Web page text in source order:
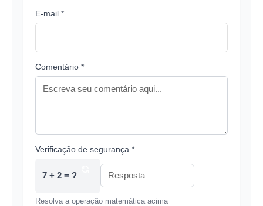
E-mail *
Comentário *
Verificação de segurança *
7 + 2 = ?
Resolva a operação matemática acima